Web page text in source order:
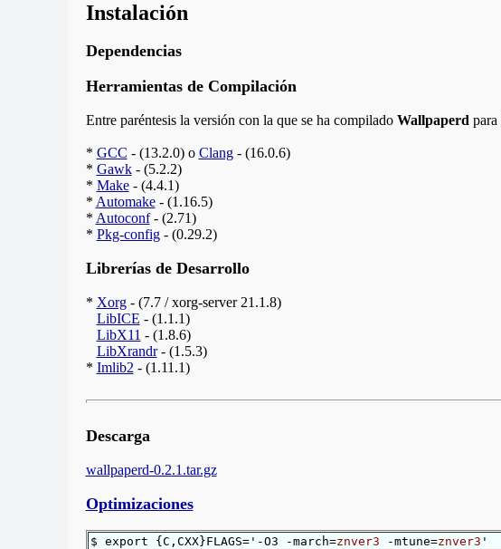
Instalación
Dependencias
Herramientas de Compilación
Entre paréntesis la versión con la que se ha compilado Wallpaperd para
* GCC - (13.2.0) o Clang- (16.0.6)
* Gawk- (5.2.2)
* Make- (4.4.1)
* Automake- (1.16.5)
* Autoconf- (2.71)
* Pkg-config- (0.29.2)
Librerías de Desarrollo
* Xorg- (7.7 / xorg-server 21.1.8)
LibICE - (1.1.1)
LibX11 - (1.8.6)
LibXrandr- (1.5.3)
* Imlib2 - (1.11.1)
Descarga
wallpaperd-0.2.1.tar.gz
Optimizaciones
$ export {C,CXX}FLAGS='-O3 -march=znver3 -mtune=znver3 '